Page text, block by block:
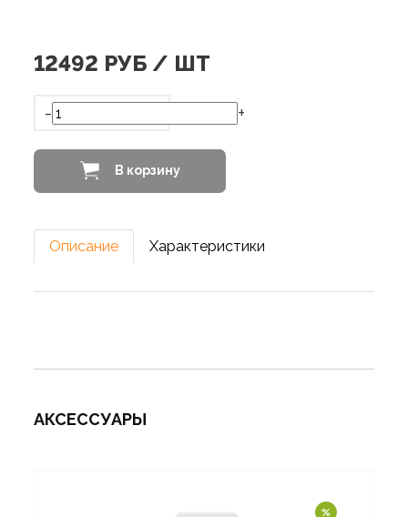
12492 РУБ / ШТ
- +
В корзину
Описание Характеристики
АКСЕССУАРЫ